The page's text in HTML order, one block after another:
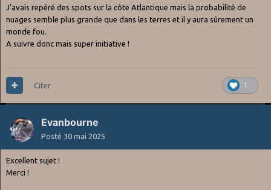
J'avais repéré des spots sur la côte Atlantique mais la probabilité de
nuages semble plus grande que dans les terres et il y aura sûrement un
monde fou.
A suivre donc mais super initiative !
1
Citer
Evanbourne
Posté 30 mai 2025
Excellent sujet !
Merci !